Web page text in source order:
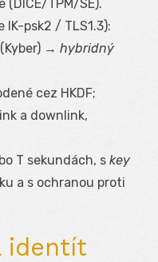
TPM/SE).
IK-psk2 / TLS1.3):
(Kyber) → hybridný
cez HKDF;
a downlink,
T sekundách, s key
a s ochranou proti
identít